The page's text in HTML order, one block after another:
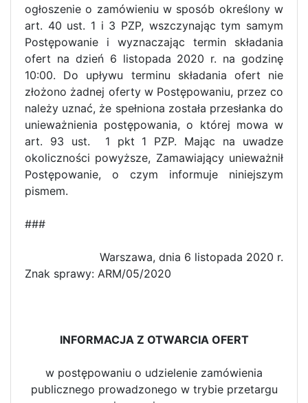
ogłoszenie o zamówieniu w sposób określony w
art. 40 ust. 1 i 3 PZP, wszczynając tym samym
Postępowanie i wyznaczając termin składania
ofert na dzień 6 listopada 2020 r. na godzinę
10:00. Do upływu terminu składania ofert nie
złożono żadnej oferty w Postępowaniu, przez co
należy uznać, że spełniona została przesłanka do
unieważnienia postępowania, o której mowa w
art. 93 ust. 1 pkt 1 PZP. Mając na uwadze
okoliczności powyższe, Zamawiający unieważnił
Postępowanie, o czym informuje niniejszym
pismem.
###
Warszawa, dnia 6 listopada 2020 r.
Znak sprawy: ARM/05/2020
INFORMACJA Z OTWARCIA OFERT
w postępowaniu o udzielenie zamówienia
publicznego prowadzonego w trybie przetargu